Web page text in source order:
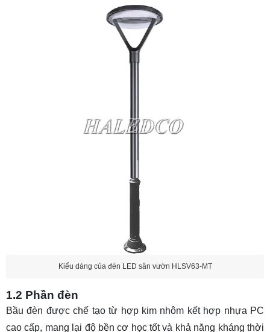
Kiểu dáng của đèn LED sân vườn HLSV63-MT
1.2 Phần đèn
Bầu đèn được chế tạo từ hợp kim nhôm kết hợp nhựa PC
cao cấp, mang lại độ bền cơ học tốt và khả năng kháng thời